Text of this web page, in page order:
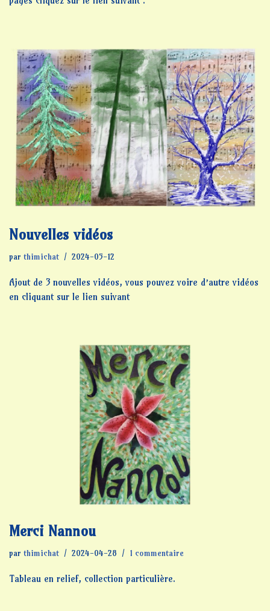
Nouvelles vidéos
par thimichat 2024-05-12
Ajout de 3 nouvelles vidéos, vous pouvez voire d’autre vidéos
en cliquant sur le lien suivant
Merci Nannou
par thimichat 2024-04-28 1 commentaire
Tableau en relief, collection particulière.